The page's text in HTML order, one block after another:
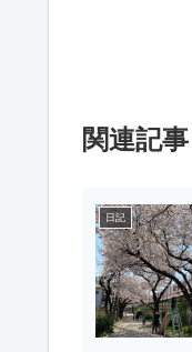
関連記事
日記